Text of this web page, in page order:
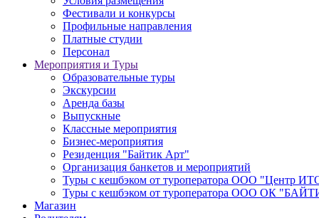
Фестивали и конкурсы
Профильные направления
Платные студии
Персонал
Мероприятия и Туры
Образовательные туры
Экскурсии
Аренда базы
Выпускные
Классные мероприятия
Бизнес-мероприятия
Резиденция "Байтик Арт"
Организация банкетов и мероприятий
Туры с кешбэком от туроператора ООО "Центр
Туры с кешбэком от туроператора ООО ОК
Магазин